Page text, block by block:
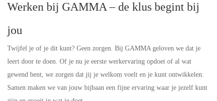
Werken bij GAMMA – de klus begint bij
jou
Twijfel je of je dit kunt? Geen zorgen. Bij GAMMA geloven we dat je
leert door te doen. Of je nu je eerste werkervaring opdoet of al wat
gewend bent, we zorgen dat jij je welkom voelt en je kunt ontwikkelen.
Samen maken we van jouw bijbaan een fijne ervaring waar je jezelf kunt